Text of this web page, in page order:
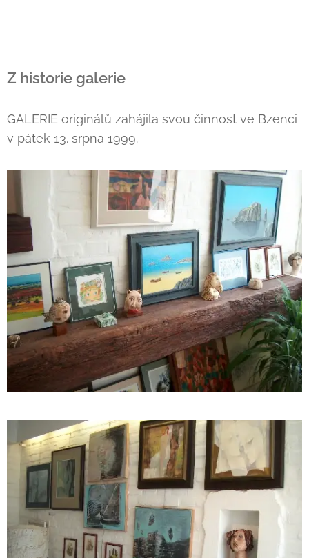
Z historie galerie
GALERIE originálů zahájila svou činnost ve Bzenci
v pátek 13. srpna 1999.